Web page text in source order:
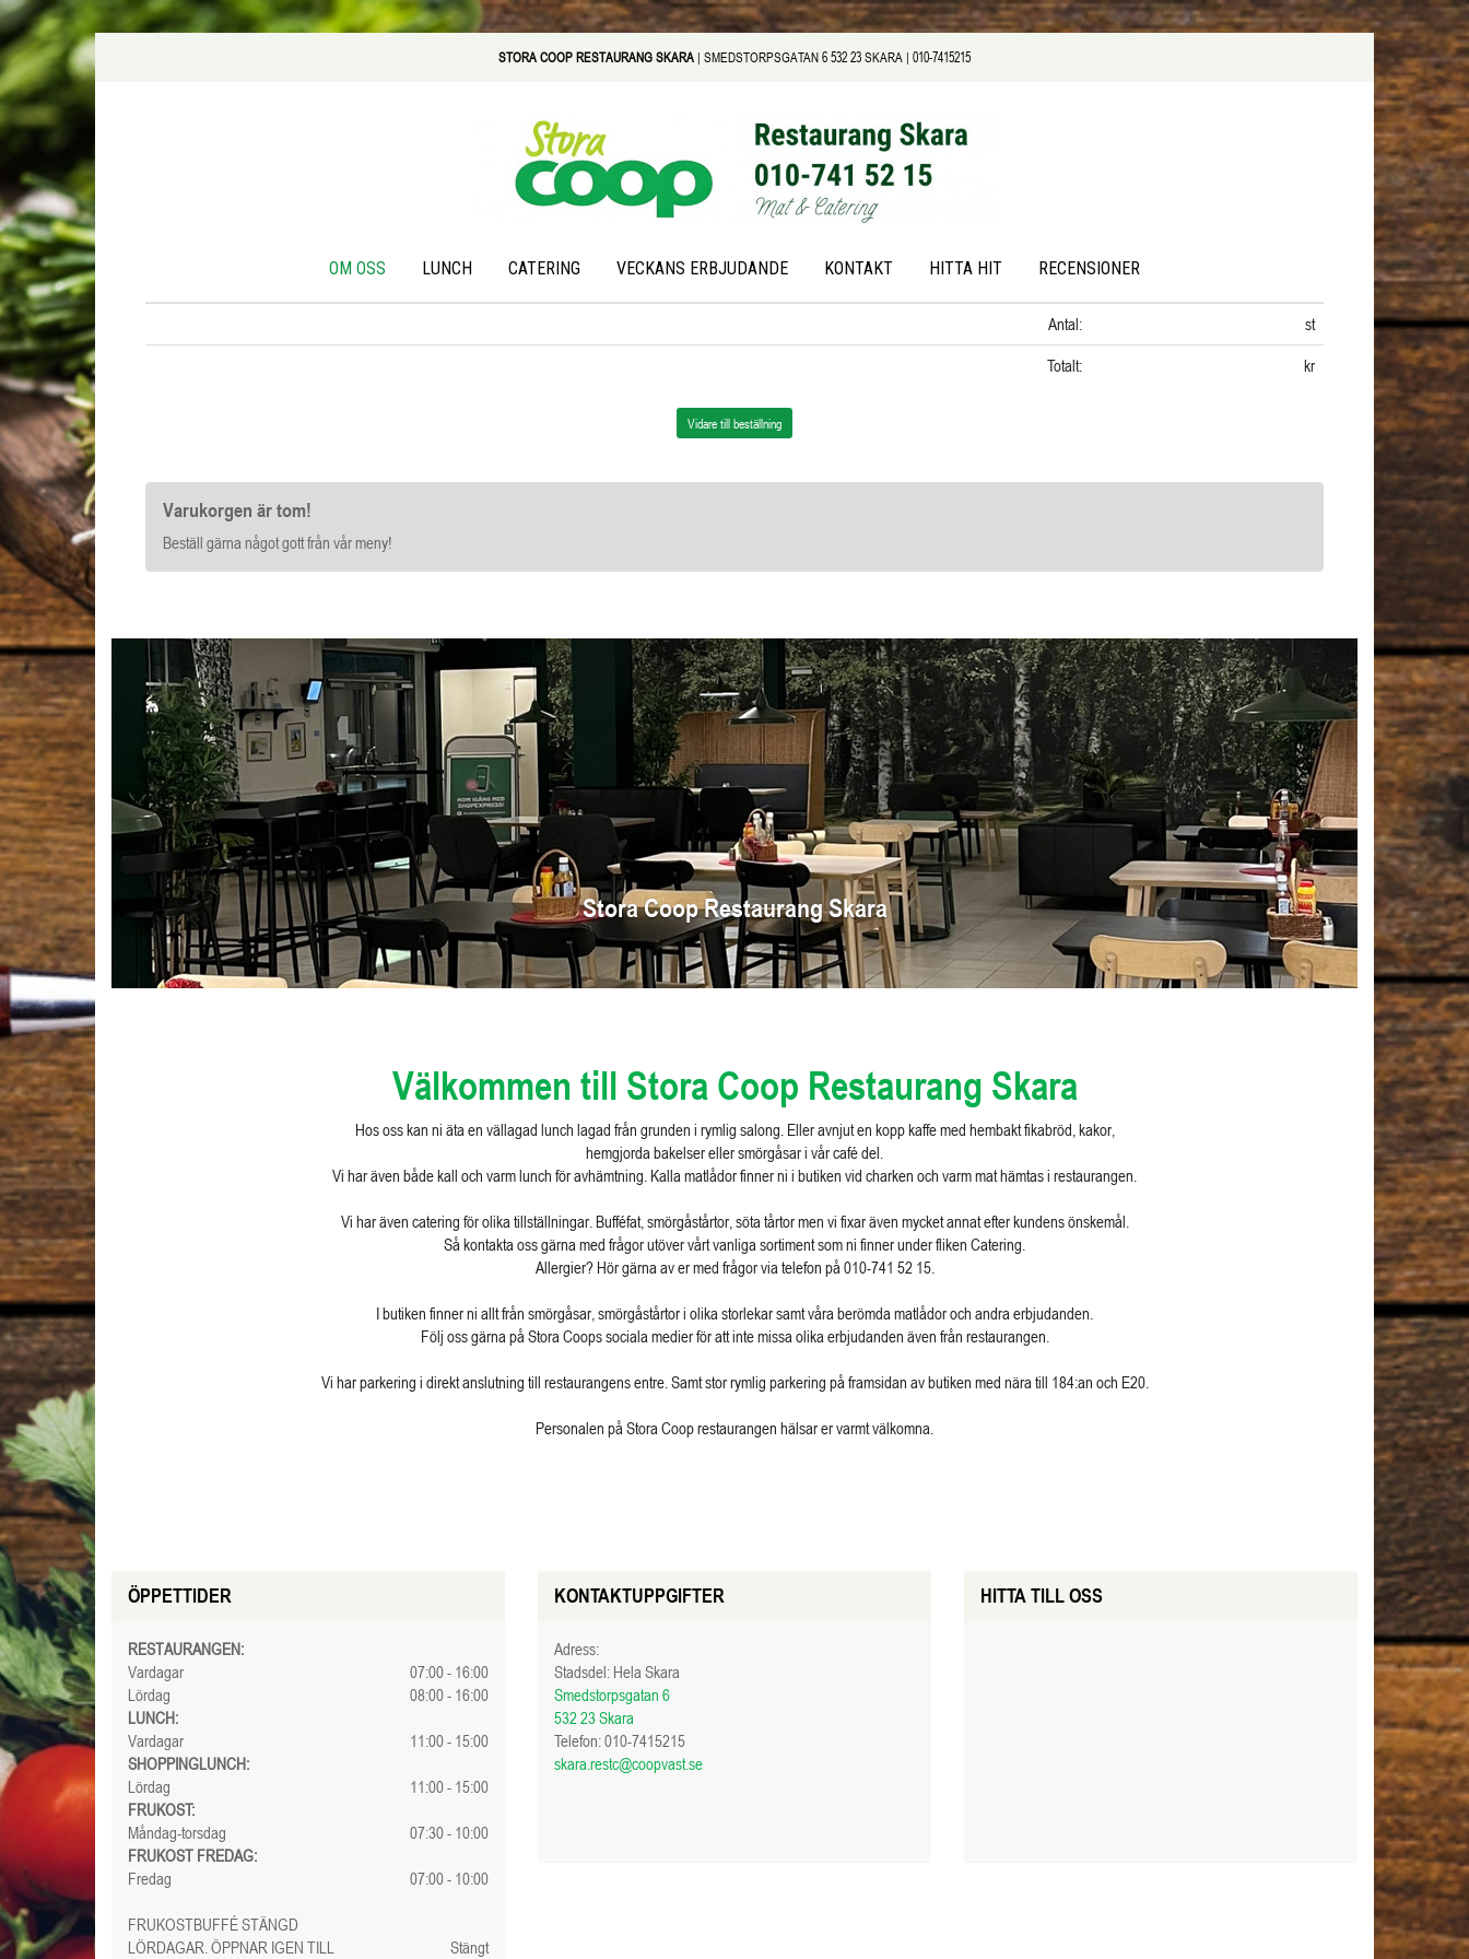
STORA COOP RESTAURANG SKARA | SMEDSTORPSGATAN 6532 23 SKARA | 010-7415215
OM OSS LUNCH CATERING VECKANS ERBJUDANDE KONTAKT HITTA HIT RECENSIONER
Antal:
st
Totalt:
kr
Vidare till beställning
Varukorgen är tom!
Beställ gärna något gott från vår meny!
Stora Coop Restaurang Skara
Välkommen till Stora Coop Restaurang Skara
Hos oss kan ni äta en vällagad lunch lagad från grunden i rymlig salong. Eller avnjut en kopp kaffe med hembakt fikabröd, kakor,
hemgjorda bakelser eller smörgåsar i vår café del.
Vi har även både kall och varm lunch för avhämtning. Kalla matlådor finner ni i butiken vid charken och varm mat hämtas i restaurangen.
Vi har även catering för olika tillställningar. Bufféfat, smörgåstårtor, söta tårtor men vi fixar även mycket annat efter kundens önskemål.
Så kontakta oss gärna med frågor utöver vårt vanliga sortiment som ni finner under fliken Catering.
Allergier? Hör gärna av er med frågor via telefon på 010-741 52 15.
I butiken finner ni allt från smörgåsar, smörgåstårtor i olika storlekar samt våra berömda matlådor och andra erbjudanden.
Följ oss gärna på Stora Coops sociala medier för att inte missa olika erbjudanden även från restaurangen.
Vi har parkering i direkt anslutning till restaurangens entre. Samt stor rymlig parkering på framsidan av butiken med nära till 184:an och E20.
Personalen på Stora Coop restaurangen hälsar er varmt välkomna.
ÖPPETTIDER
RESTAURANGEN:
Vardagar
07:00 - 16:00
Lördag
08:00 - 16:00
LUNCH:
Vardagar
11:00 - 15:00
SHOPPINGLUNCH:
Lördag
11:00 - 15:00
FRUKOST:
Måndag-torsdag
07:30 - 10:00
FRUKOST FREDAG:
Fredag
07:00 - 10:00
FRUKOSTBUFFÉ STÄNGD
LÖRDAGAR. ÖPPNAR IGEN TILL
Stängt
KONTAKTUPPGIFTER
Adress:
Stadsdel: Hela Skara
Smedstorpsgatan 6
532 23 Skara
Telefon:010-7415215
skara.restc@coopvast.se
HITTA TILL OSS